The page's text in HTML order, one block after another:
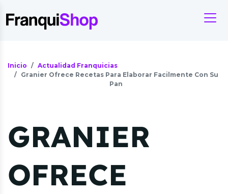
Inicio
Actualidad Franquicias
Granier Ofrece Recetas Para Elaborar Facilmente Con Su
Pan
GRANIER
OFRECE